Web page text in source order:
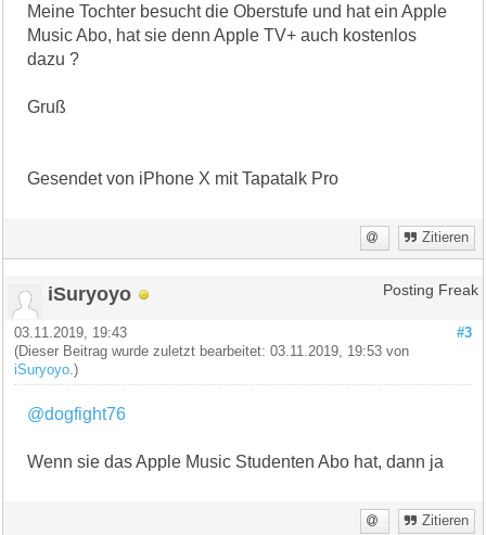
Meine Tochter besucht die Oberstufe und hat ein Apple
Music Abo, hat sie denn Apple TV+ auch kostenlos
dazu ?
Gruß
Gesendet von iPhone X mit Tapatalk Pro
Zitieren
iSuryoyo Posting Freak
#3
03.11.2019, 19:43
(Dieser Beitrag wurde zuletzt bearbeitet: 03.11.2019, 19:53 von
iSuryoyo .)
@dogfight76
Wenn sie das Apple Music Studenten Abo hat, dann ja
Zitieren